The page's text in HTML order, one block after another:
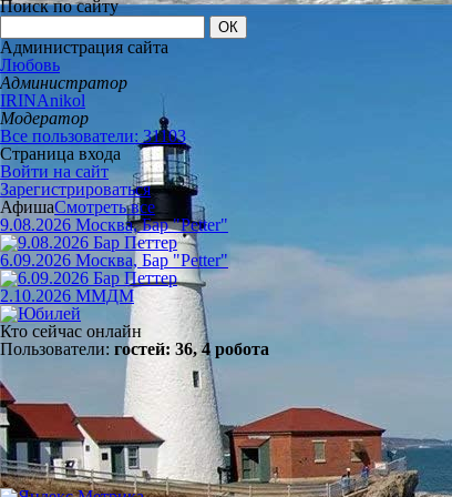
Поиск по сайту
Администрация сайта
Любовь
Администратор
IRINAnikol
Модератор
Все пользователи: 31103
Страница входа
Войти на сайт
Зарегистрироваться
АфишаСмотреть все
9.08.2026 Москва, Бар "Petter"
6.09.2026 Москва, Бар "Petter"
2.10.2026 ММДМ
Кто сейчас онлайн
Пользователи: гостей: 36, 4 робота